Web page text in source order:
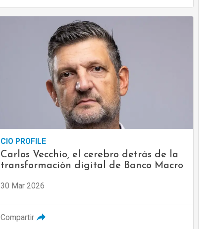
CIO PROFILE
Carlos Vecchio, el cerebro detrás de la
transformación digital de Banco Macro
30 Mar 2026
Compartir